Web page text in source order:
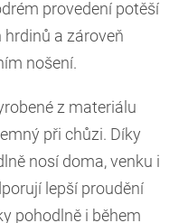
provedení potěší
a zároveň
nošení.
z materiálu
při chůzi. Díky
nosí doma, venku i
lepší proudění
pohodlně i během